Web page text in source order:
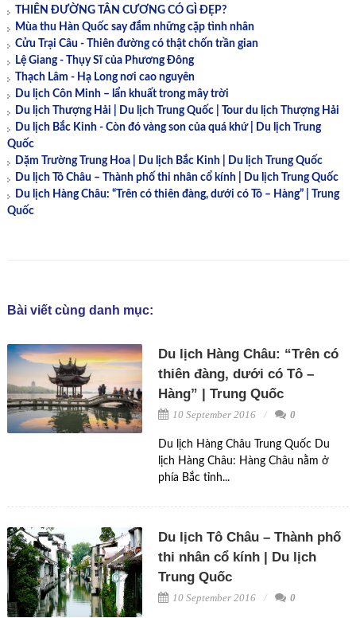
THIÊN ĐƯỜNG TÂN CƯƠNG CÓ GÌ ĐẸP?
Mùa thu Hàn Quốc say đắm những cặp tình nhân
Cửu Trại Câu - Thiên đường có thật chốn trần gian
Lệ Giang - Thụy Sĩ của Phương Đông
Thạch Lâm - Hạ Long nơi cao nguyên
Du lịch Côn Minh – lẩn khuất trong mây trời
Du lịch Thượng Hải | Du lịch Trung Quốc | Tour du lịch Thượng Hải
Du lịch Bắc Kinh - Còn đó vàng son của quá khứ | Du lịch Trung
Quốc
Dặm Trường Trung Hoa | Du lịch Bắc Kinh | Du lịch Trung Quốc
Du lịch Tô Châu – Thành phố thi nhân cổ kính | Du lịch Trung Quốc
Du lịch Hàng Châu: “Trên có thiên đàng, dưới có Tô – Hàng” | Trung
Quốc
Bài viết cùng danh mục:
Du lịch Hàng Châu: “Trên có
thiên đàng, dưới có Tô –
Hàng” | Trung Quốc
10 September 2016 0
Du lịch Hàng Châu Trung Quốc Du
lịch Hàng Châu: Hàng Châu nằm ở
phía Bắc tỉnh...
Du lịch Tô Châu – Thành phố
thi nhân cổ kính | Du lịch
Trung Quốc
10 September 2016 0